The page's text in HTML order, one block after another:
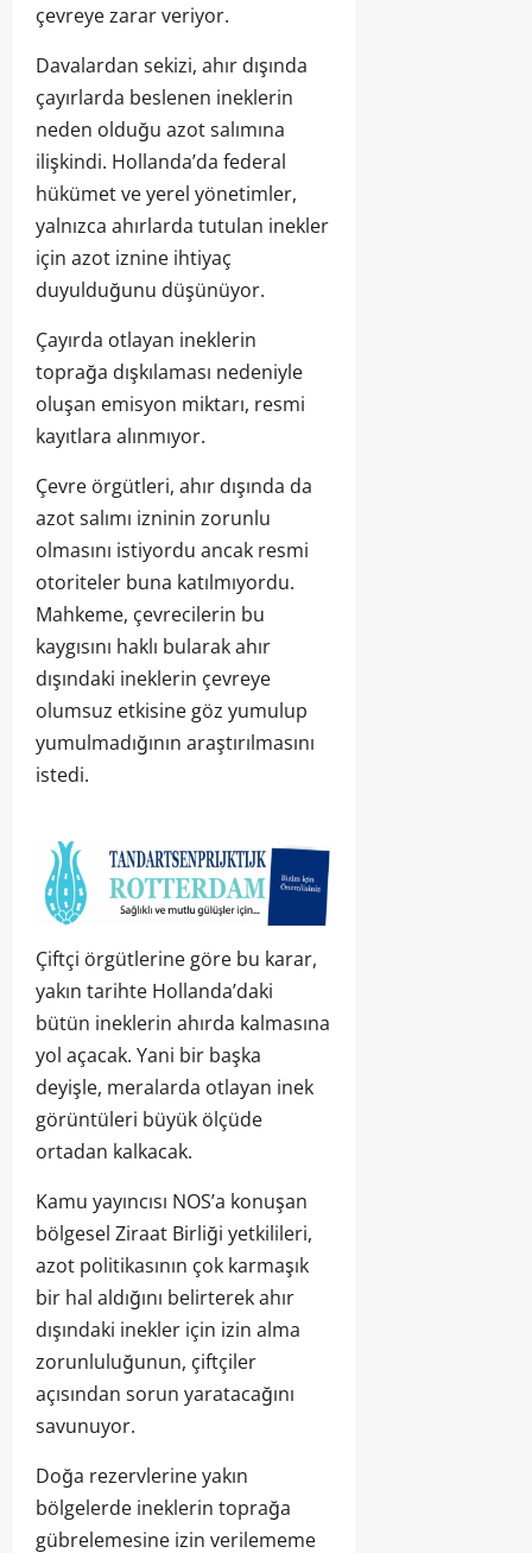
çevreye zarar veriyor.
Davalardan sekizi, ahır dışında
çayırlarda beslenen ineklerin
neden olduğu azot salımına
ilişkindi. Hollanda’da federal
hükümet ve yerel yönetimler,
yalnızca ahırlarda tutulan inekler
için azot iznine ihtiyaç
duyulduğunu düşünüyor.
Çayırda otlayan ineklerin
toprağa dışkılaması nedeniyle
oluşan emisyon miktarı, resmi
kayıtlara alınmıyor.
Çevre örgütleri, ahır dışında da
azot salımı izninin zorunlu
olmasını istiyordu ancak resmi
otoriteler buna katılmıyordu.
Mahkeme, çevrecilerin bu
kaygısını haklı bularak ahır
dışındaki ineklerin çevreye
olumsuz etkisine göz yumulup
yumulmadığının araştırılmasını
istedi.
Çiftçi örgütlerine göre bu karar,
yakın tarihte Hollanda’daki
bütün ineklerin ahırda kalmasına
yol açacak. Yani bir başka
deyişle, meralarda otlayan inek
görüntüleri büyük ölçüde
ortadan kalkacak.
Kamu yayıncısı NOS’a konuşan
bölgesel Ziraat Birliği yetkilileri,
azot politikasının çok karmaşık
bir hal aldığını belirterek ahır
dışındaki inekler için izin alma
zorunluluğunun, çiftçiler
açısından sorun yaratacağını
savunuyor.
Doğa rezervlerine yakın
bölgelerde ineklerin toprağa
gübrelemesine izin verilememe